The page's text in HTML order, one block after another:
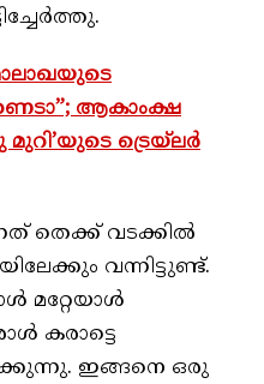
ആകാംക്ഷ
മുറി’യുടെ ട്രെയ്‌ലർ
തെക്ക് വടക്കിൽ
വന്നിട്ടുണ്ട്.
മറ്റേയാൾ
കരാട്ടെ
ഇങ്ങനെ ഒരു